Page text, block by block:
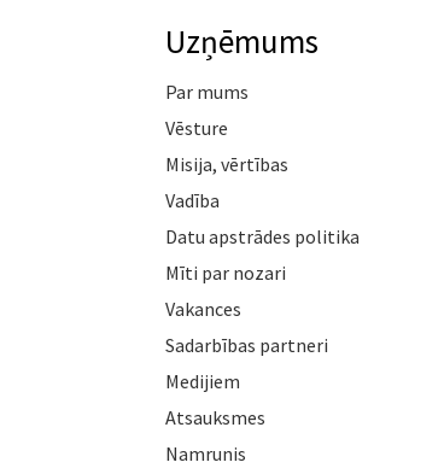
Uzņēmums
Par mums
Vēsture
Misija, vērtības
Vadība
Datu apstrādes politika
Mīti par nozari
Vakances
Sadarbības partneri
Medijiem
Atsauksmes
Namrunis